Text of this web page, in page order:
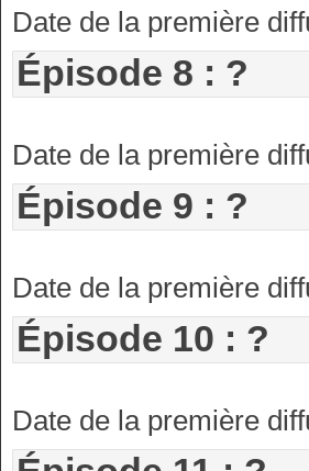
Date de la première
Épisode 8 : ?
Date de la première
Épisode 9 : ?
Date de la première
Épisode 10 : ?
Date de la première